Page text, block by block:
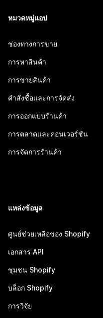
หมวดหมู่แอป
ช่องทางการขาย
การหาสินค้า
การขายสินค้า
คำสั่งซื้อและการจัดส่ง
การออกแบบร้านค้า
การตลาดและคอนเวอร์ชัน
การจัดการร้านค้า
แหล่งข้อมูล
ศูนย์ช่วยเหลือของ Shopify
เอกสาร API
ชุมชน Shopify
บล็อก Shopify
การวิจัย